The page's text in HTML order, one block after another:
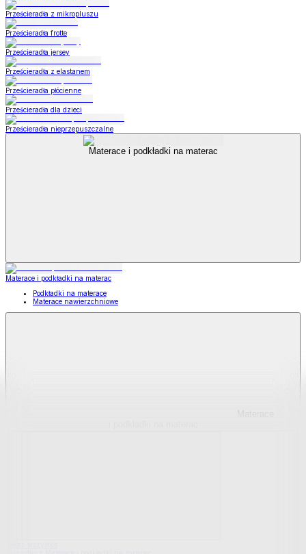
Prześcieradła z mikropluszu
Prześcieradła frotte
Prześcieradła jersey
Prześcieradła z elastanem
Prześcieradła płócienne
Prześcieradła dla dzieci
Prześcieradła nieprzepuszczalne
Materace i podkładki na materac
Materace i podkładki na materac
Podkładki na materace
Materace nawierzchniowe